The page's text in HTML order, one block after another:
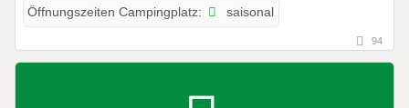
Öffnungszeiten Campingplatz: saisonal
94